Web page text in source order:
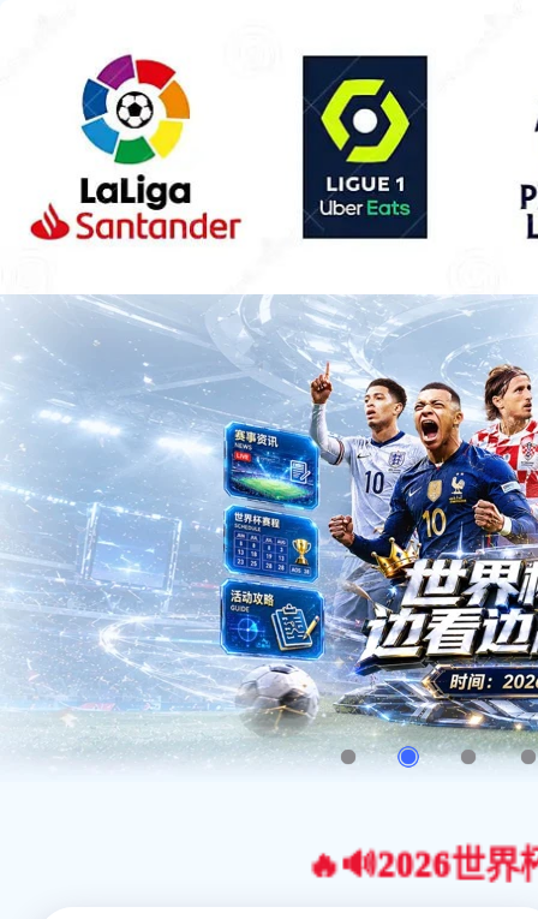
🔥🔊2026世界杯官